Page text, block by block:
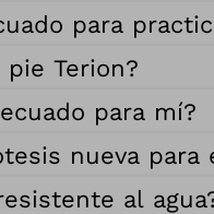
para
Terion?
para mí?
nueva para
al